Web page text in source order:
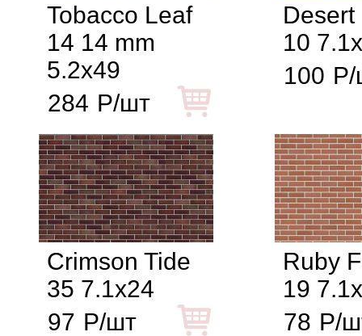
Tobacco Leaf
14 14 mm
5.2x49
284 Р/шт
Desert
10
100 Р/
Crimson Tide
35 7.1x24
97 Р/шт
Ruby
19
78 Р/